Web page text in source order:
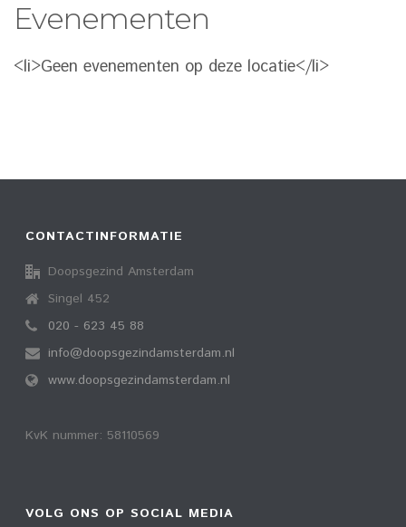
Evenementen
<li>Geen evenementen op deze locatie</li>
CONTACTINFORMATIE
Doopsgezind Amsterdam
Singel 452
020 - 623 45 88
info@doopsgezindamsterdam.nl
www.doopsgezindamsterdam.nl
KvK nummer: 58110569
VOLG ONS OP SOCIAL MEDIA